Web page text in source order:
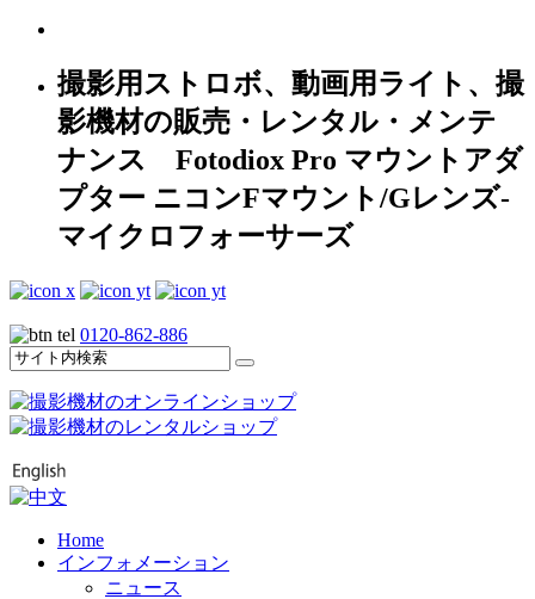
撮影用ストロボ、動画用ライト、撮
影機材の販売・レンタル・メンテ
ナンス Fotodiox Pro マウントアダ
プター ニコンFマウント/Gレンズ-
マイクロフォーサーズ
0120-862-886
Home
インフォメーション
ニュース